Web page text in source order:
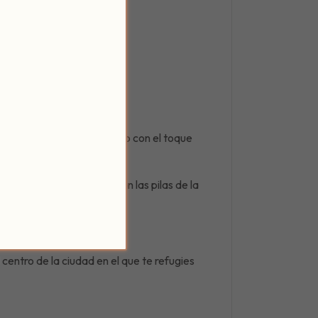
o una copa de vino con el toque
todo el día y nos recargan las pilas de la
de la ciudad en el que te refugies